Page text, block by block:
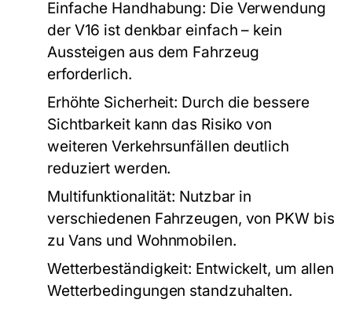
Einfache Handhabung: Die Verwendung
der V16 ist denkbar einfach – kein
Aussteigen aus dem Fahrzeug
erforderlich.
Erhöhte Sicherheit: Durch die bessere
Sichtbarkeit kann das Risiko von
weiteren Verkehrsunfällen deutlich
reduziert werden.
Multifunktionalität: Nutzbar in
verschiedenen Fahrzeugen, von PKW bis
zu Vans und Wohnmobilen.
Wetterbeständigkeit: Entwickelt, um allen
Wetterbedingungen standzuhalten.